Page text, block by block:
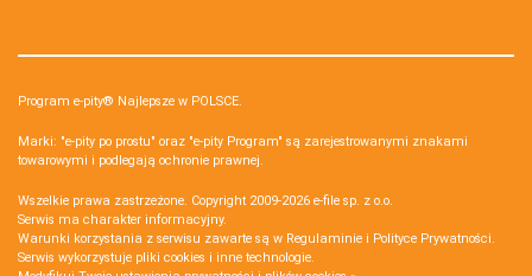
Program e-pity® Najlepsze w POLSCE.
Marki: "e-pity po prostu" oraz "e-pity Program" są zarejestrowanymi znakami
towarowymi i podlegają ochronie prawnej.
Wszelkie prawa zastrzeżone. Copyright 2009-2026 e-file sp. z o.o.
Serwis ma charakter informacyjny.
Warunki korzystania z serwisu zawarte są w Regulaminie i Polityce Prywatności.
Serwis wykorzystuje pliki cookies i inne technologie.